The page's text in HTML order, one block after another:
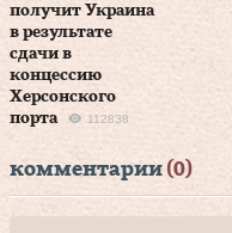
получит Украина
в результате
сдачи в
концессию
Херсонского
порта
112838
комментарии (0)